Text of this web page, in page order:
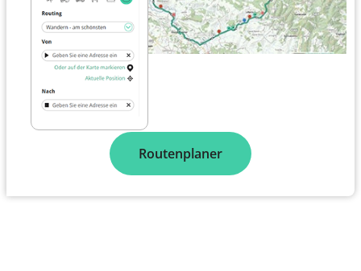
Routenplaner